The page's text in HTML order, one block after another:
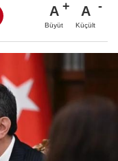
A
Büyüt
A
Küçült